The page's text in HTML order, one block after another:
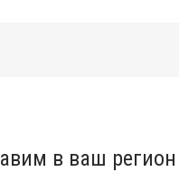
в ваш регион